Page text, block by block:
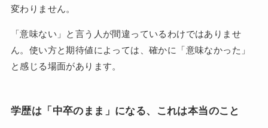
変わりません。
「意味ない」と言う人が間違っているわけではありませ
ん。使い方と期待値によっては、確かに「意味なかった」
と感じる場面があります。
学歴は「中卒のまま」になる、これは本当のこと